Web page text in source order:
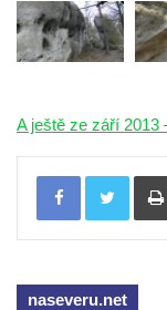
A ještě ze září 2013
naseveru.net